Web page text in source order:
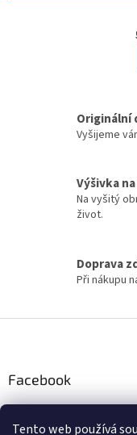
Tento web používá
Originální
Vyšijeme
Výšivka
Na vyšitý
život.
Doprava
Při nákupu
í
Facebook